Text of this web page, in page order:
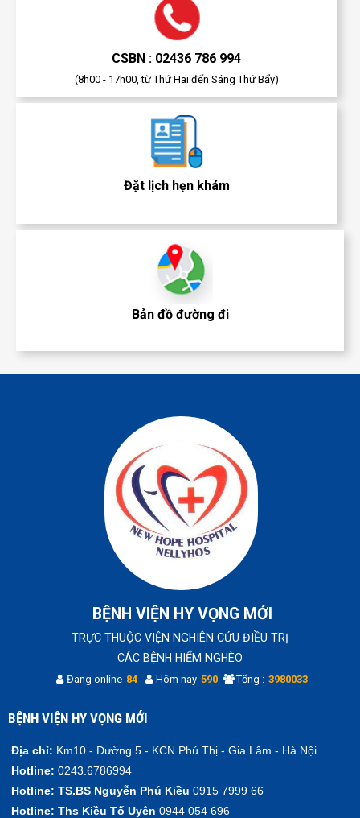
CSBN : 02436 786 994
(8h00 - 17h00, từ Thứ Hai đến Sáng Thứ Bẩy)
Đặt lịch hẹn khám
Bản đồ đường đi
BỆNH VIỆN HY VỌNG MỚI
TRỰC THUỘC VIỆN NGHIÊN CỨU ĐIỀU TRỊ
CÁC BỆNH HIỂM NGHÈO
Đang online 84 Hôm nay 590 Tổng : 3980033
BỆNH VIỆN HY VỌNG MỚI
Địa chỉ: Km10 - Đường 5 - KCN Phú Thị - Gia Lâm - Hà Nội
Hotline: 0243.6786994
Hotline: TS.BS Nguyễn Phú Kiều 0915 7999 66
Hotline: Ths Kiều Tố Uyên 0944 054 696